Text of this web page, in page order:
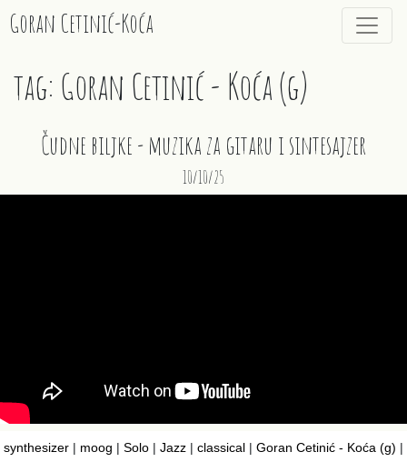
Goran Cetinić-Koća
tag: Goran Cetinić - Koća (g)
Čudne biljke - muzika za gitaru i sintesajzer
10/10/25
synthesizer | moog | Solo | Jazz | classical | Goran Cetinić - Koća (g) |